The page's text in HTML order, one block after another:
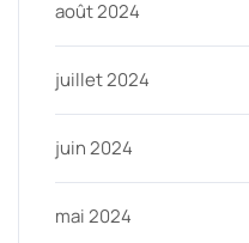
août 2024
juillet 2024
juin 2024
mai 2024